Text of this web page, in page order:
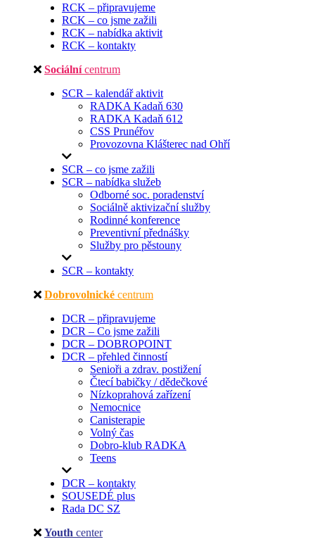
RCK – připravujeme
RCK – co jsme zažili
RCK – nabídka aktivit
RCK – kontakty
Sociální centrum
SCR – kalendář aktivit
RADKA Kadaň 630
RADKA Kadaň 612
CSS Prunéřov
Provozovna Klášterec nad Ohří
SCR – co jsme zažili
SCR – nabídka služeb
Odborné soc. poradenství
Sociálně aktivizační služby
Rodinné konference
Preventivní přednášky
Služby pro pěstouny
SCR – kontakty
Dobrovolnické centrum
DCR – připravujeme
DCR – Co jsme zažili
DCR – DOBROPOINT
DCR – přehled činností
Senioři a zdrav. postižení
Čtecí babičky / dědečkové
Nízkoprahová zařízení
Nemocnice
Canisterapie
Volný čas
Dobro-klub RADKA
Teens
DCR – kontakty
SOUSEDÉ plus
Rada DC SZ
Youth center